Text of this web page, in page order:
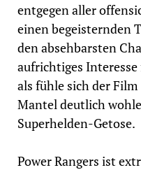
entgegen aller
einen begeisternden
den absehbarsten
aufrichtiges
als fühle sich der
Mantel deutlich
Superhelden-Getose.
Power Rangers ist